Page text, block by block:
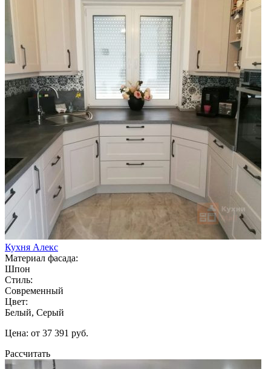
Кухня Алекс
Материал фасада:
Шпон
Стиль:
Современный
Цвет:
Белый, Серый
Цена: от 37 391 руб.
Рассчитать